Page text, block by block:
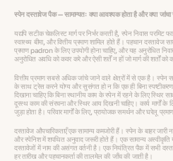
स्पेन दस्तावेज पैक — सामान्यतः क्या आवश्यक होता है और क्या जांचा
यद्यपि सटीक चेकलिस्ट मार्ग पर निर्भर करती है, स्पेन निवास
स्वास्थ्य बीमा, और वित्तीय प्रमाण शामिल होते हैं। पहचान
प्रमाण padron के लिए उपयोगी होना चाहिए, और यह अनुरोधित
अनुरोधित अवधि को कवर करे और ऐसी शर्तें न हों जो मार्ग की शर्तों को
वित्तीय प्रमाण सबसे अधिक जांचे जाने वाले क्षेत्रों में से एक है। स्पेन
के साथ ट्रेस करने योग्य और सुसंगत हो न कि एक ही बिना
दिखाना चाहिए कि बिना स्थानीय काम के स्पेन में रहने के लिए स्थिर
दूरस्थ काम की संरचना और स्थिर आय दिखनी चाहिए। कार्य मार्गों के
जुड़ा होता है। परिवार मार्गों के लिए, प्रायोजक समर्थन और घरेलू
दस्तावेज औपचारिकताएँ एक सामान्य कमजोरी हैं। स्पेन के बाहर जारी
और स्पेनिश में शपथित अनुवाद जरूरी होते हैं। एक सामान्य अस्वीकृति
दस्तावेजों में नाम की असंगत वर्तनी है। एक नियंत्रित पैक में सभी
हर तारीख और पहचानकर्ता की तालमेल की जाँच की जाती है।